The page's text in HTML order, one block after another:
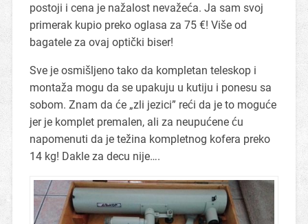
postoji i cena je nažalost nevažeća. Ja sam svoj
primerak kupio preko oglasa za 75 €! Više od
bagatele za ovaj optički biser!
Sve je osmišljeno tako da kompletan teleskop i
montaža mogu da se upakuju u kutiju i ponesu sa
sobom. Znam da će „zli jezici” reći da je to moguće
jer je komplet premalen, ali za neupućene ću
napomenuti da je težina kompletnog kofera preko
14 kg! Dakle za decu nije….